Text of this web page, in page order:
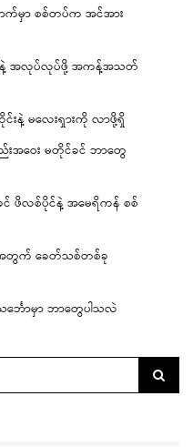
ဘက်မှာ စစ်တပ်က အင်အား
းနဲ့ အလုပ်လုပ်ဖို့ အကန့်အသတ်
ထိုင်းနဲ့ မလေးရှားကို လာဖို့ရှိ
အဝေး မတိုင်ခင် ဘာတွေ
င် ဖိလစ်ပိုင်နဲ့ အမေရိကန် စစ်
အတွက် ခေတ်သစ်တစ်ခု
င်္ဘောမှာ ဘာတွေပါသလဲ